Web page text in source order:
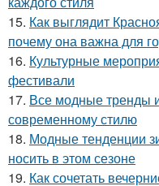
15. Как выглядит
почему она важна для
16. Культурные
фестивали
17. Все модные тренды
современному стилю
18. Модные тенденции
носить в этом сезоне
19. Как сочетать